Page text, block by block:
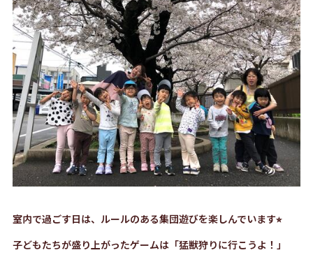
室内で過ごす日は、ルールのある集団遊びを楽しんでいます⭐︎
子どもたちが盛り上がったゲームは「猛獣狩りに行こうよ！」